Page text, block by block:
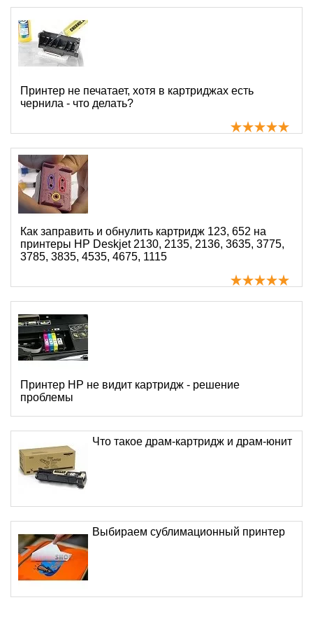
Принтер не печатает, хотя в картриджах есть
чернила - что делать?
Как заправить и обнулить картридж 123, 652 на
принтеры HP Deskjet 2130, 2135, 2136, 3635, 3775,
3785, 3835, 4535, 4675, 1115
Принтер HP не видит картридж - решение
проблемы
Что такое драм-картридж и драм-юнит
Выбираем сублимационный принтер